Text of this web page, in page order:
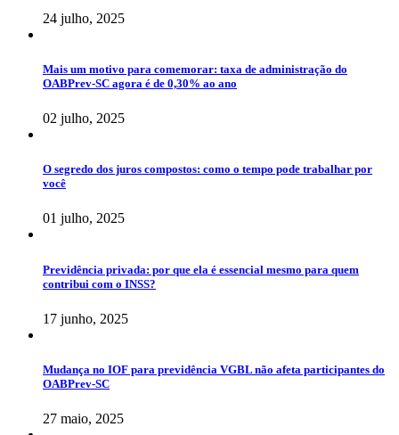
24 julho, 2025
Mais um motivo para comemorar: taxa de administração do
OABPrev-SC agora é de 0,30% ao ano
02 julho, 2025
O segredo dos juros compostos: como o tempo pode trabalhar por
você
01 julho, 2025
Previdência privada: por que ela é essencial mesmo para quem
contribui com o INSS?
17 junho, 2025
Mudança no IOF para previdência VGBL não afeta participantes do
OABPrev-SC
27 maio, 2025